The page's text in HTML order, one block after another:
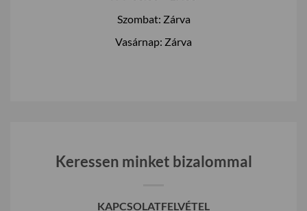
Szombat: Zárva
Vasárnap: Zárva
Keressen minket bizalommal
KAPCSOLATFELVÉTEL